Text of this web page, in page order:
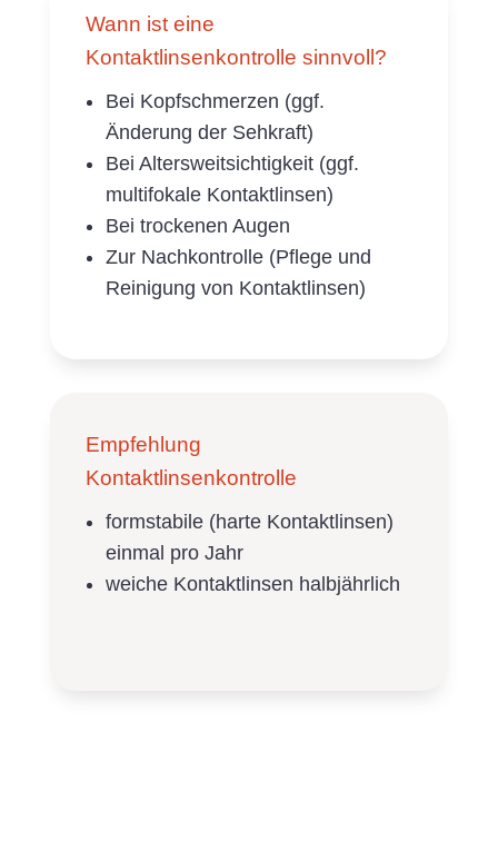
Wann ist eine
Kontaktlinsenkontrolle sinnvoll?
Bei Kopfschmerzen (ggf.
Änderung der Sehkraft)
Bei Altersweitsichtigkeit (ggf.
multifokale Kontaktlinsen)
Bei trockenen Augen
Zur Nachkontrolle (Pflege und
Reinigung von Kontaktlinsen)
Empfehlung
Kontaktlinsenkontrolle
formstabile (harte Kontaktlinsen)
einmal pro Jahr
weiche Kontaktlinsen halbjährlich